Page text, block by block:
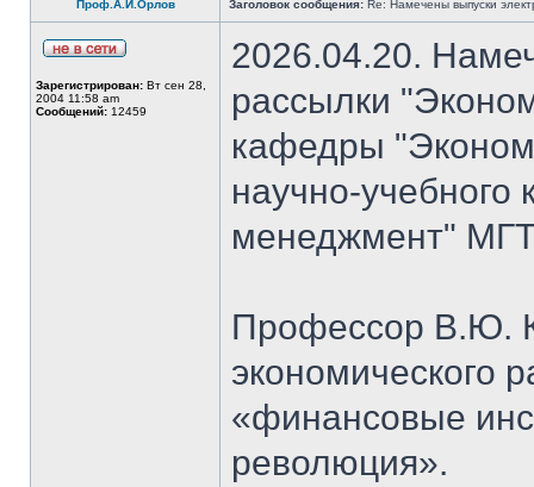
Проф.А.И.Орлов Заголовок сообщения: Re: Намечены выпуски
Зарегистрирован: Вт сен 28,
2004 11:58 am
Сообщений: 12459
2026.04.20.
рассылки
кафедры
научно-
менеджмент"
Профессор В.Ю.
экономического
«финансовые
революция».